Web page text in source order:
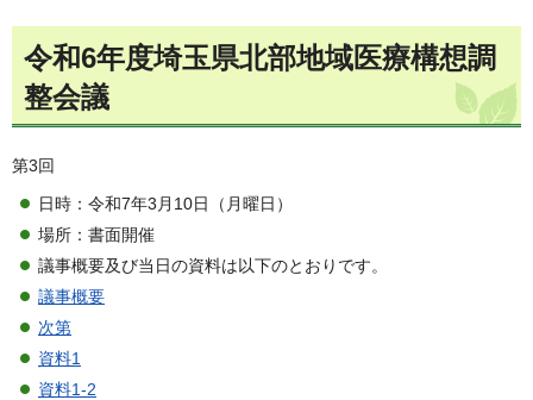
令和6年度埼玉県北部地域医療構想調
整会議
第3回
日時：令和7年3月10日（月曜日）
場所：書面開催
議事概要及び当日の資料は以下のとおりです。
議事概要
次第
資料1
資料1-2